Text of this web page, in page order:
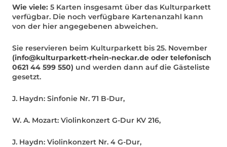
Wie viele: 5 Karten insgesamt über das Kulturparkett
verfügbar. Die noch verfügbare Kartenanzahl kann
von der hier angegebenen abweichen.
Sie reservieren beim Kulturparkett bis 25. November
(info@kulturparkett-rhein-neckar.de oder telefonisch
0621 44 599 550) und werden dann auf die Gästeliste
gesetzt.
J. Haydn: Sinfonie Nr. 71 B-Dur,
W. A. Mozart: Violinkonzert G-Dur KV 216,
J. Haydn: Violinkonzert Nr. 4 G-Dur,